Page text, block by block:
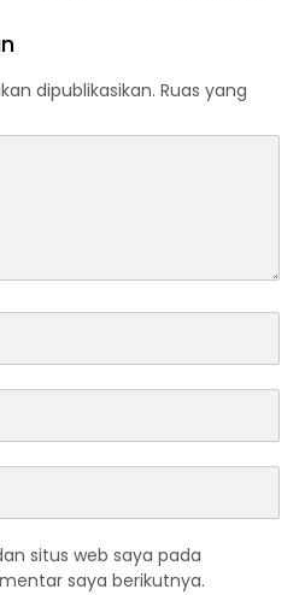
dipublikasikan. Ruas yang
situs web saya pada
saya berikutnya.